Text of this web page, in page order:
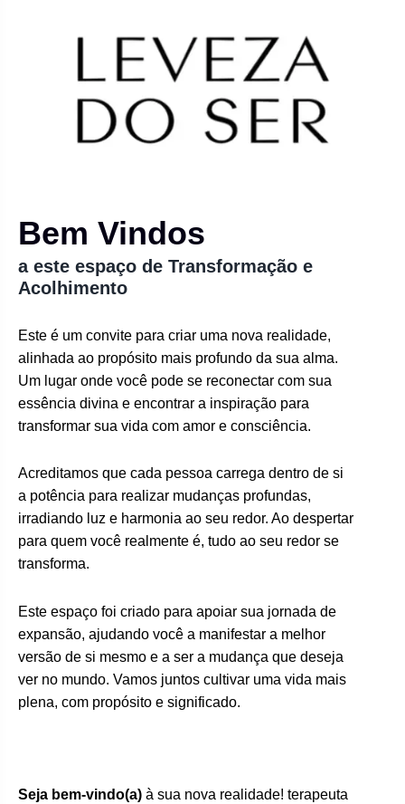
Bem Vindos
a este espaço de Transformação e
Acolhimento
Este é um convite para criar uma nova realidade,
alinhada ao propósito mais profundo da sua alma.
Um lugar onde você pode se reconectar com sua
essência divina e encontrar a inspiração para
transformar sua vida com amor e consciência.
Acreditamos que cada pessoa carrega dentro de si
a potência para realizar mudanças profundas,
irradiando luz e harmonia ao seu redor. Ao despertar
para quem você realmente é, tudo ao seu redor se
transforma.
Este espaço foi criado para apoiar sua jornada de
expansão, ajudando você a manifestar a melhor
versão de si mesmo e a ser a mudança que deseja
ver no mundo. Vamos juntos cultivar uma vida mais
plena, com propósito e significado.
Seja bem-vindo(a) à sua nova realidade! terapeuta